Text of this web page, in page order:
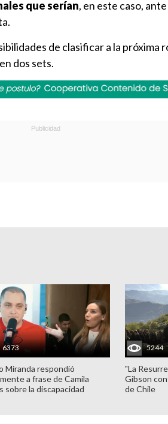
que serían, en este caso,
de clasificar a la próxima
dos sets.
6373
Miranda respondió
a frase de Camila
sobre la discapacidad
5244
"La
Gibson
de Chile